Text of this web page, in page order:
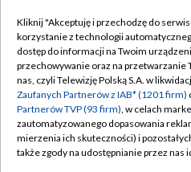
Abonament TVP
Emisja w TVP
Centrum informacji TVP
Naziemna Telewizja Cyfrowa
Polityka
Moje
Kliknij "Akceptuję i przechodzę do
korzystanie z technologii
dostęp do informacji na Twoim
przechowywanie oraz na przetwarzanie
nas, czyli Telewizję Polską S.A. w
Zaufanych Partnerów z IAB* (1201 firm)
Partnerów TVP (93 firm), w celach
zautomatyzowanego dopasowania
mierzenia ich skuteczności) i
także zgody na udostępnianie przez nas